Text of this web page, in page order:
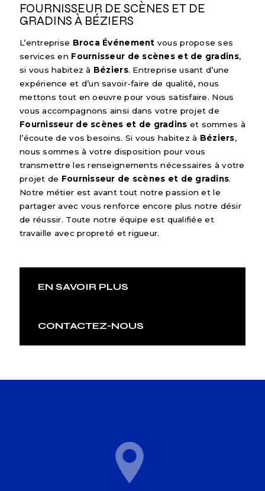
FOURNISSEUR DE SCÈNES ET DE
GRADINS À BÉZIERS
L’entreprise Broca Événement vous propose ses
services en Fournisseur de scènes et de gradins,
si vous habitez à Béziers. Entreprise usant d’une
expérience et d’un savoir-faire de qualité, nous
mettons tout en oeuvre pour vous satisfaire. Nous
vous accompagnons ainsi dans votre projet de
Fournisseur de scènes et de gradins et sommes à
l’écoute de vos besoins. Si vous habitez à Béziers,
nous sommes à votre disposition pour vous
transmettre les renseignements nécessaires à votre
projet de Fournisseur de scènes et de gradins.
Notre métier est avant tout notre passion et le
partager avec vous renforce encore plus notre désir
de réussir. Toute notre équipe est qualifiée et
travaille avec propreté et rigueur.
EN SAVOIR PLUS
CONTACTEZ-NOUS